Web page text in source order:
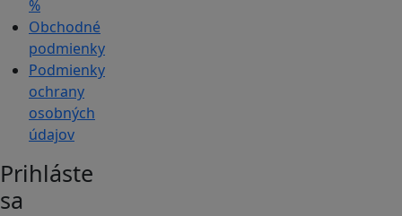
%
Obchodné
podmienky
Podmienky
ochrany
osobných
údajov
Prihláste
sa